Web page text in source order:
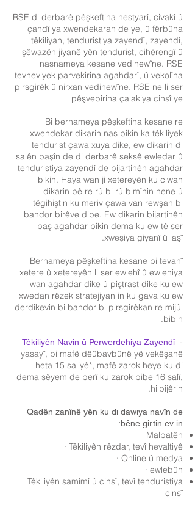
RSE di derbarê pêşkeftina hestyarî, civakî û
çandî ya xwendekaran de ye, û fêrbûna
têkiliyan, tenduristiya zayendî, zayendî,
şêwazên jiyanê yên tendurist, cihêrengî û
nasnameya kesane vedihewîne. RSE
tevheviyek parvekirina agahdarî, û vekolîna
pirsgirêk û nirxan vedihewîne. RSE ne li ser
pêşvebirina çalakiya cinsî ye
Bi bernameya pêşkeftina kesane re
xwendekar dikarin nas bikin ka têkiliyek
tendurist çawa xuya dike, ew dikarin di
salên paşîn de di derbarê seksê ewledar û
tenduristiya zayendî de bijartinên agahdar
bikin. Haya wan ji xetereyên ku ciwan
dikarin pê re rû bi rû bimînin hene û
têgihiştin ku meriv çawa van rewşan bi
bandor birêve dibe. Ew dikarin bijartinên
baş agahdar bikin dema ku ew tê ser
xweşiya giyanî û laşî.
Bernameya pêşkeftina kesane bi tevahî
xetere û xetereyên li ser ewlehî û ewlehiya
wan agahdar dike û piştrast dike ku ew
xwedan rêzek stratejiyan in ku gava ku ew
derdikevin bi bandor bi pirsgirêkan re mijûl
bibin.
Têkiliyên Navîn û Perwerdehiya Zayendî-
yasayî, bi mafê dêûbavbûnê yê vekêşanê
heta 15 saliyê*, mafê zarok heye ku di
dema sêyem de berî ku zarok bibe 16 salî,
hilbijêrin.
Qadên zanînê yên ku di dawiya navîn de
bêne girtin ev in:
Malbatên
Têkiliyên rêzdar, tevî hevaltiyê ·
Online û medya ·
ewlebûn ·
Têkiliyên samîmî û cinsî, tevî tenduristiya
cinsî